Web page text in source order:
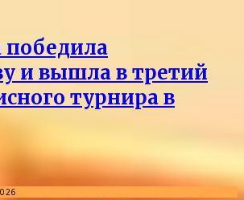
победила
и вышла в третий
турнира в